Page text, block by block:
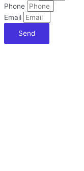
Phone
Email
Send